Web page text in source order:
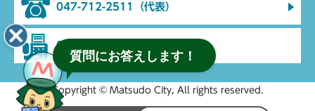
047-712-2511（代表）
047-712-2512（代表）
Copyright © Matsudo City, All rights reserved.
質問にお答えします！